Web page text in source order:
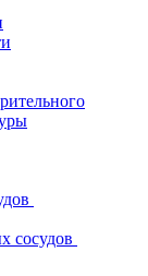
сосудов